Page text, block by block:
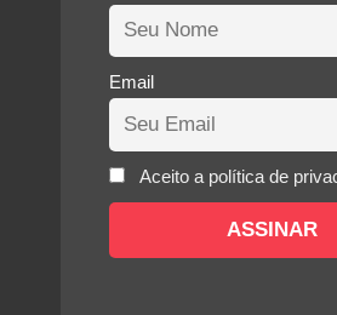
Email
Aceito a política de